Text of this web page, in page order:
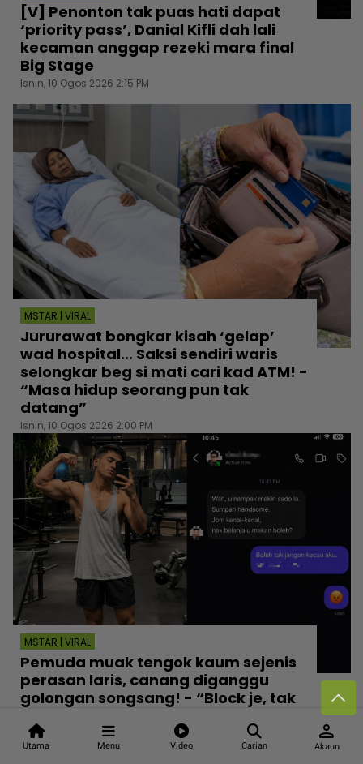
Utama Menu Video Carian
person
Akaun
[V] Penonton tak puas hati dapat
‘priority pass’, Danial Kifli dah lali
kecaman anggap rezeki mara final
Big Stage
Isnin, 10 Ogos 2026 2:15 PM
MSTAR | VIRAL
Jururawat bongkar kisah ‘gelap’
wad hospital... Saksi sendiri waris
selongkar beg si mati cari kad ATM! -
“Masa hidup seorang pun tak
datang”
Isnin, 10 Ogos 2026 2:00 PM
MSTAR | VIRAL
Pemuda muak tengok kaum sejenis
perasan laris, canang diganggu
golongan songsang! - “Block je, tak
Isnin, 10 Ogos 2026 1:00 PM